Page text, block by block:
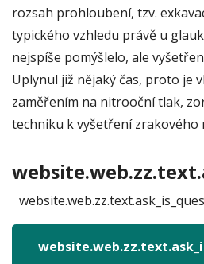
rozsah prohloubení, tzv.
typického vzhledu právě u
nejspíše pomýšlelo, ale
Uplynul již nějaký čas, proto je
zaměřením na nitrooční tlak,
techniku k vyšetření zrakového